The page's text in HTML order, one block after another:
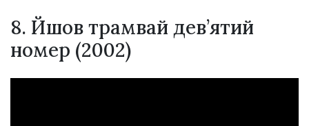
8. Йшов трамвай дев’ятий
номер (2002)